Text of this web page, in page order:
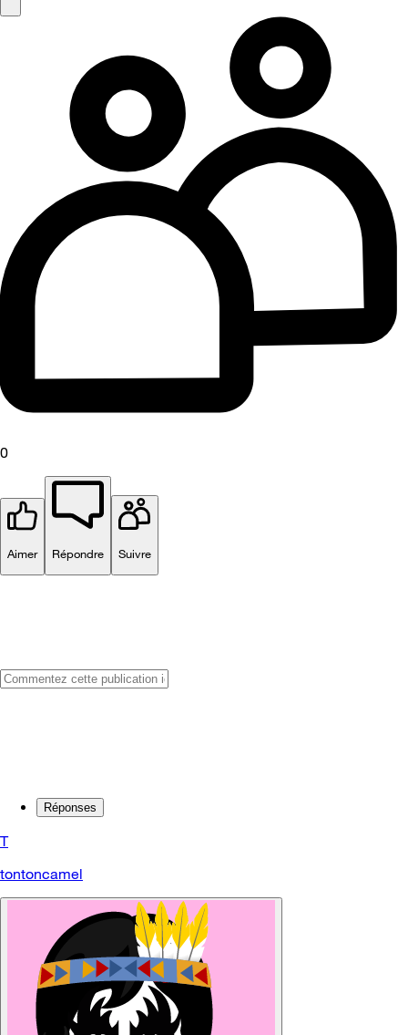
0
Aimer Répondre Suivre
Réponses
T
tontoncamel